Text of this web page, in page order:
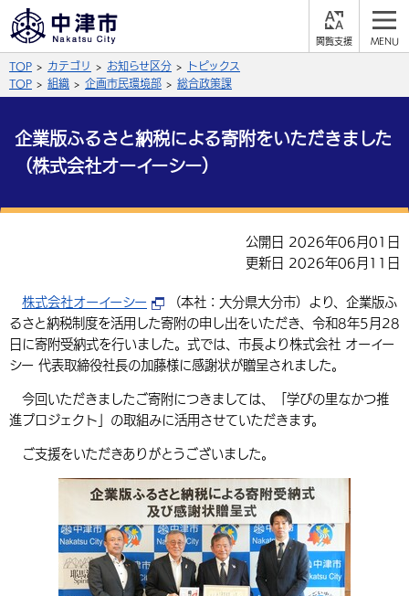
背景色
黒 青
文字の大きさ
拡大 標準 縮小
言語を選択
英語（English） 中国語（簡体字）
中国語（繁体字） 韓国語（한국어）
組織案内
公式SNS
サイト内検索
届出・登録・証明 保険・年金
福祉・介護 健康・予防
税金 住宅・インフラ
環境・衛生 生涯学習・スポーツ・人権
事業者の方へ
入札・契約 産業・雇用
農林水産業 税金
子育て・教育
施設情報 子どもを預ける
観光・移住
四季のイベント・祭り
移住・定住
中津市について 市役所の紹介
広報・広聴
行政・計画
TOP カテゴリ お知らせ区分
トピックス
TOP
組織 企画市民環境部 総合政策課
企業版ふるさと納税による寄附をいただきました
（株式会社オーイーシー）
公開日 2026年06月01日
更新日 2026年06月11日
株式会社オーイーシー
（本社：大分県大分市）より、企業版ふ
るさと納税制度を活用した寄附の申し出をいただき、令和8年5月28
日に寄附受納式を行いました。式では、市長より株式会社 オーイー
シー 代表取締役社長の加藤様に感謝状が贈呈されました。
今回いただきましたご寄附につきましては、「学びの里なかつ推
進プロジェクト」の取組みに活用させていただきます。
ご支援をいただきありがとうございました。